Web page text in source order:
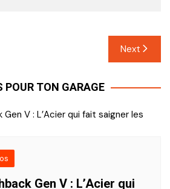
Next
POUR TON GARAGE
Gen V : L’Acier qui